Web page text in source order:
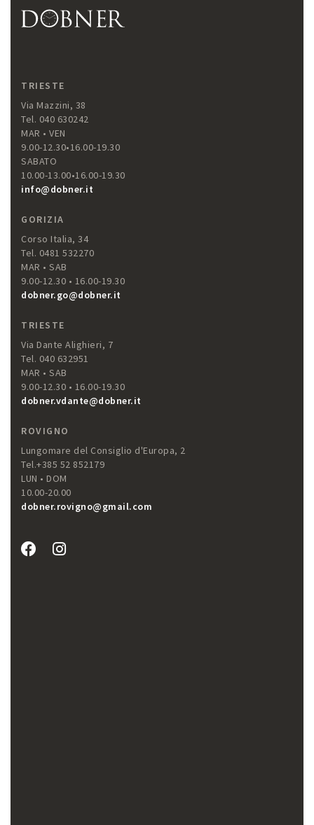
TRIESTE
Via Mazzini, 38
Tel. 040 630242
MAR • VEN
9.00-12.30•16.00-19.30
SABATO
10.00-13.00•16.00-19.30
info@dobner.it
GORIZIA
Corso Italia, 34
Tel. 0481 532270
MAR • SAB
9.00-12.30 • 16.00-19.30
dobner.go@dobner.it
TRIESTE
Via Dante Alighieri, 7
Tel. 040 632951
MAR • SAB
9.00-12.30 • 16.00-19.30
dobner.vdante@dobner.it
ROVIGNO
Lungomare del Consiglio d'Europa, 2
Tel.+385 52 852179
LUN • DOM
10.00-20.00
dobner.rovigno@gmail.com